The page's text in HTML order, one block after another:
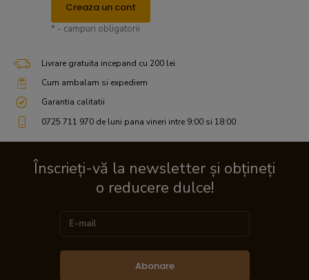
Creaza un cont
* - campuri obligatorii
Livrare gratuita incepand cu 200 lei
Cum ambalam si expediem
Garantia calitatii
0725 711 970 de luni pana vineri intre 9:00 si 18:00
Înscrieți-vă la newsletter și obțineți
o reducere dulce!
Abonare